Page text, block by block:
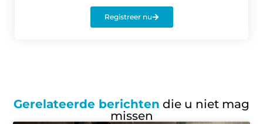
Registreer nu
Gerelateerde berichten die u niet mag
missen